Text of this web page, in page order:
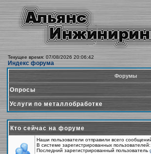
Текущее время: 07/08/2026 20:06:42
Индекс форума
Форумы
Опросы
Услуги по металлобработке
Кто сейчас на форуме
Наши пользователи отправили всего
В системе зарегистрированных
Последний зарегистрированный пользователь